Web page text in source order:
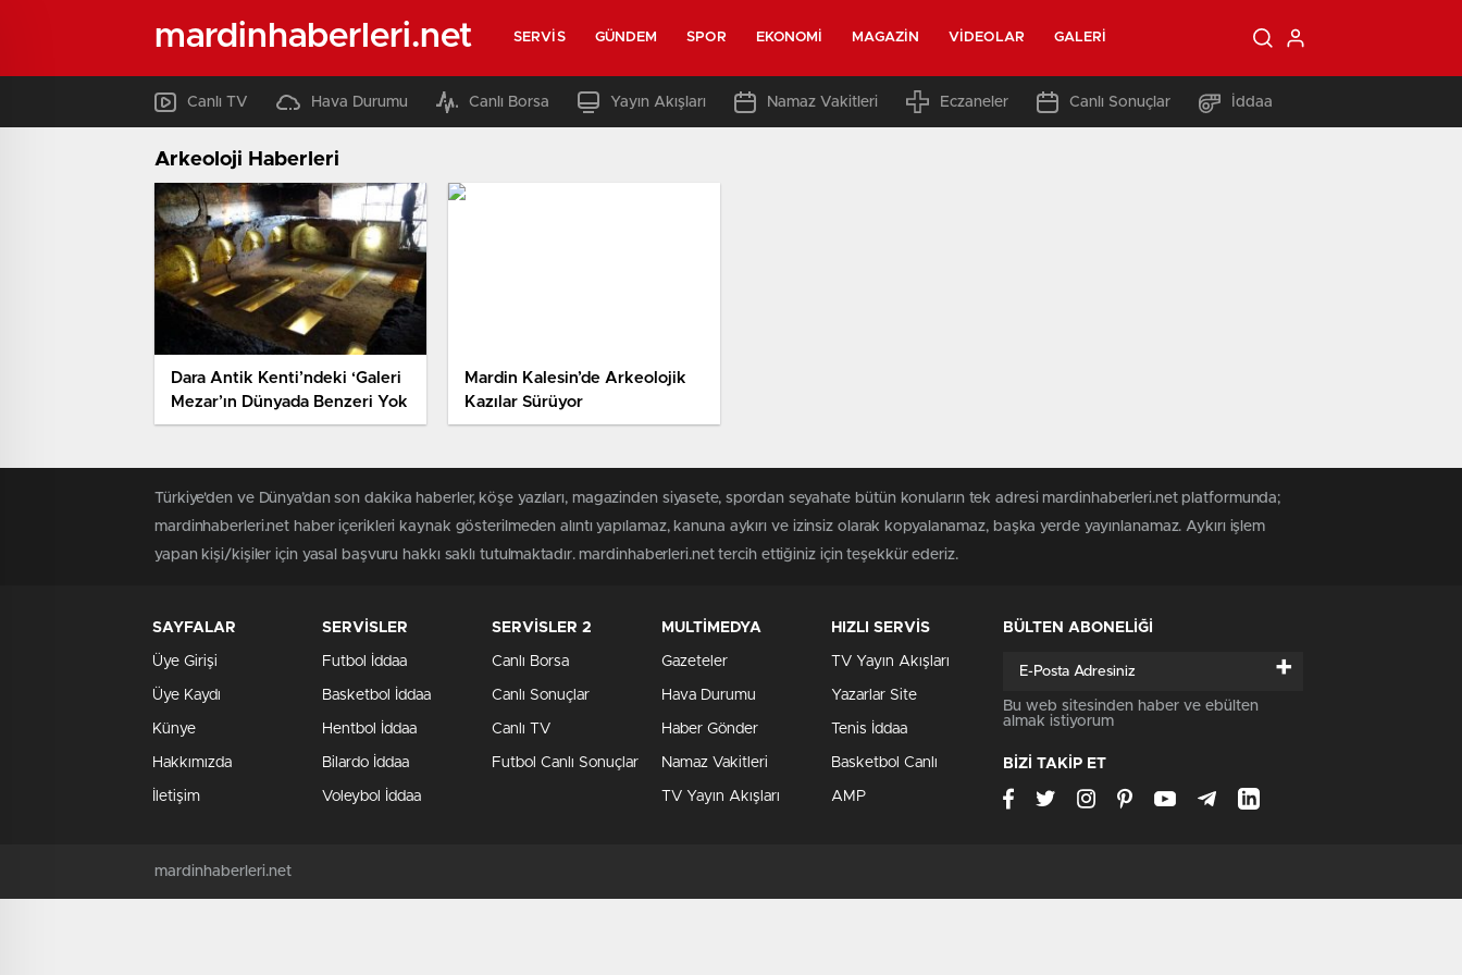
mardinhaberleri.net SERVIS GÜNDEM SPOR EKONOMI MAGAZIN VIDEOLAR GALERI
Canlı TV Hava Durumu Canlı Borsa Yayın Akışları Namaz Vakitleri Eczaneler Canlı Sonuçlar İddaa
Arkeoloji Haberleri
Dara Antik Kenti’ndeki ‘Galeri
Mezar’ın Dünyada Benzeri Yok
Mardin Kalesin’de Arkeolojik
Kazılar Sürüyor
Türkiye'den ve Dünya’dan son dakika haberler, köşe yazıları, magazinden siyasete, spordan seyahate bütün konuların tek adresi mardinhaberleri.net platformunda;
mardinhaberleri.net haber içerikleri kaynak gösterilmeden alıntı yapılamaz, kanuna aykırı ve izinsiz olarak kopyalanamaz, başka yerde yayınlanamaz. Aykırı işlem
yapan kişi/kişiler için yasal başvuru hakkı saklı tutulmaktadır. mardinhaberleri.net tercih ettiğiniz için teşekkür ederiz.
SAYFALAR
Üye Girişi
Üye Kaydı
Künye
Hakkımızda
İletişim
SERVİSLER
Futbol İddaa
Basketbol İddaa
Hentbol İddaa
Bilardo İddaa
Voleybol İddaa
SERVİSLER 2
Canlı Borsa
Canlı Sonuçlar
Canlı TV
Futbol Canlı Sonuçlar
MULTİMEDYA
Gazeteler
Hava Durumu
Haber Gönder
Namaz Vakitleri
TV Yayın Akışları
HIZLI SERVİS
TV Yayın Akışları
Yazarlar Site
Tenis İddaa
Basketbol Canlı
AMP
BÜLTEN ABONELİĞİ
+
Bu web sitesinden haber ve ebülten
almak istiyorum
BİZİ TAKİP ET
mardinhaberleri.net